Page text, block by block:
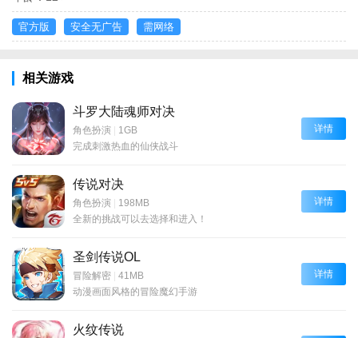
官方版 安全无广告 需网络
相关游戏
斗罗大陆魂师对决
角色扮演 | 1GB
完成刺激热血的仙侠战斗
详情
传说对决
角色扮演 | 198MB
全新的挑战可以去选择和进入！
详情
圣剑传说OL
冒险解密 | 41MB
动漫画面风格的冒险魔幻手游
详情
火纹传说